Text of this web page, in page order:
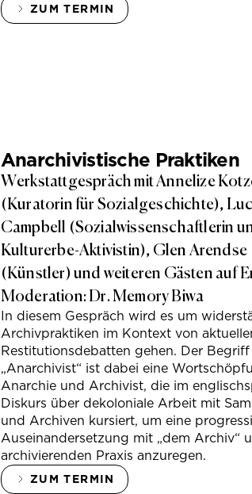
ZUM TERMIN
Anarchivistische Praktiken
Werkstattgespräch mit Annelize
(Kuratorin für Sozialgeschichte),
Campbell (Sozialwissenschaftlerin
Kulturerbe-Aktivistin), Glen Arendse
(Künstler) und weiteren Gästen auf
Moderation: Dr. Memory Biwa
In diesem Gespräch wird es um
Archivpraktiken im Kontext von
Restitutionsdebatten gehen. Der Begriff
„Anarchivist“ ist dabei eine
Anarchie und Archivist, die im
Diskurs über dekoloniale Arbeit mit
und Archiven kursiert, um eine
Auseinandersetzung mit „dem Archiv“
archivierenden Praxis anzuregen.
ZUM TERMIN